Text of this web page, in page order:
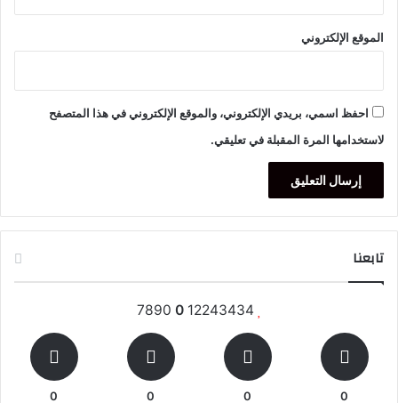
الموقع الإلكتروني
احفظ اسمي، بريدي الإلكتروني، والموقع الإلكتروني في هذا المتصفح
لاستخدامها المرة المقبلة في تعليقي.
تابعنا
12243434
0
0
0
0
0